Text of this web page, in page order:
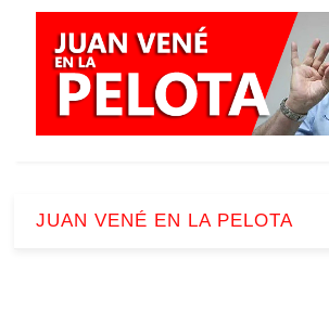
JUAN VENÉ EN LA PELOTA